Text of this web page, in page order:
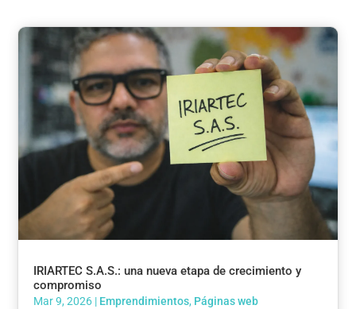
IRIARTEC S.A.S.: una nueva etapa de crecimiento y
compromiso
Mar 9, 2026 | Emprendimientos, Páginas web